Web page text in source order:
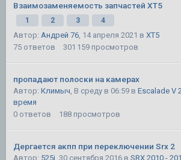
Взаимозаменяемость запчастей XT5
1 2 3 4
Автор: Андрей 76, 14 апреля 2021 в XT5
75 ответов 301 159 просмотров
пропадают полоски на камерах
Автор: Климыч, В среду в 06:59 в Escalade V
время
0 ответов 188 просмотров
Дергается акпп при переключении Srx 2
Автор: 525i, 30 сентября 2016 в SRX 2010 -